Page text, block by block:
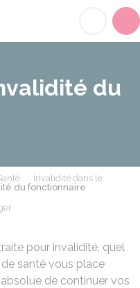
du
Invalidité dans le
du fonctionnaire
pour invalidité, quel
santé vous place
de continuer vos